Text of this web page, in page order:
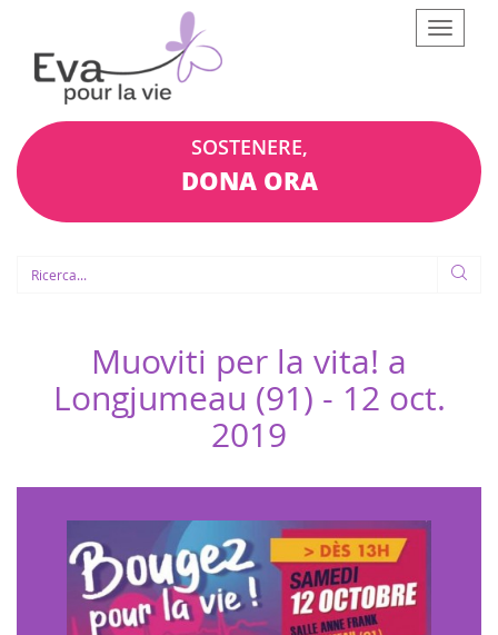
Afficher
le
SOSTENERE,
DONA ORA
Muoviti per la vita! a
Longjumeau (91) - 12 oct.
2019